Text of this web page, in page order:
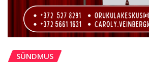
SÜNDMUS